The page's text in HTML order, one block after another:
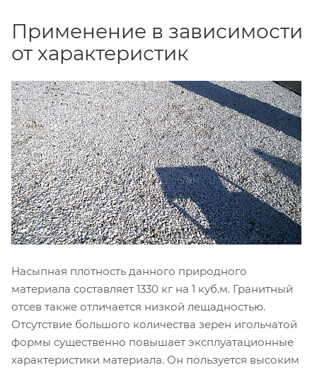
Применение в зависимости
от характеристик
Насыпная плотность данного природного
материала составляет 1330 кг на 1 куб.м. Гранитный
отсев также отличается низкой лещадностью.
Отсутствие большого количества зерен игольчатой
формы существенно повышает эксплуатационные
характеристики материала. Он пользуется высоким